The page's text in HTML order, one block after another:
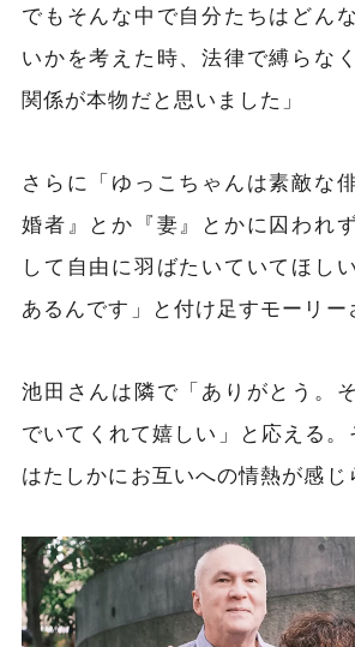
でもそんな中で自分たちはどん
いかを考えた時、法律で縛らな
関係が本物だと思いました」
さらに「ゆっこちゃんは素敵な
婚者』とか『妻』とかに囚われ
して自由に羽ばたいていてほし
あるんです」と付け足すモーリー
池田さんは隣で「ありがとう。
でいてくれて嬉しい」と応える
はたしかにお互いへの情熱が感じ